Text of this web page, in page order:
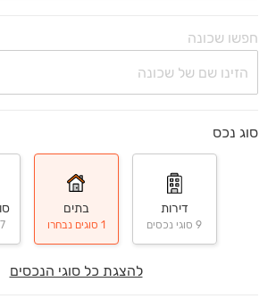
חפשו שכונה
סוג נכס
דירות
9 סוגי נכסים
בתים
1 סוגים נבחרו 7 סוגי נכסים
להצגת כל סוגי הנכסים